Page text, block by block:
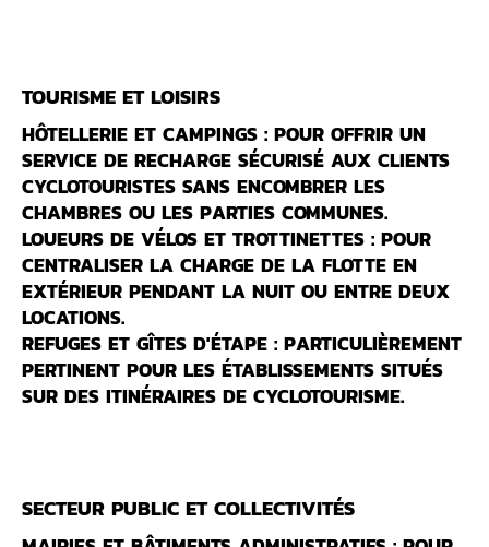
TOURISME ET LOISIRS
HÔTELLERIE ET CAMPINGS : POUR OFFRIR UN
SERVICE DE RECHARGE SÉCURISÉ AUX CLIENTS
CYCLOTOURISTES SANS ENCOMBRER LES
CHAMBRES OU LES PARTIES COMMUNES.
LOUEURS DE VÉLOS ET TROTTINETTES : POUR
CENTRALISER LA CHARGE DE LA FLOTTE EN
EXTÉRIEUR PENDANT LA NUIT OU ENTRE DEUX
LOCATIONS.
REFUGES ET GÎTES D'ÉTAPE : PARTICULIÈREMENT
PERTINENT POUR LES ÉTABLISSEMENTS SITUÉS
SUR DES ITINÉRAIRES DE CYCLOTOURISME.
SECTEUR PUBLIC ET COLLECTIVITÉS